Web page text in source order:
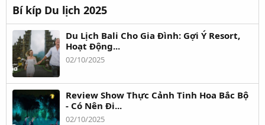
Bí kíp Du lịch 2025
Du Lịch Bali Cho Gia Đình: Gợi Ý Resort,
Hoạt Động...
02/10/2025
Review Show Thực Cảnh Tinh Hoa Bắc Bộ
- Có Nên Đi...
02/10/2025